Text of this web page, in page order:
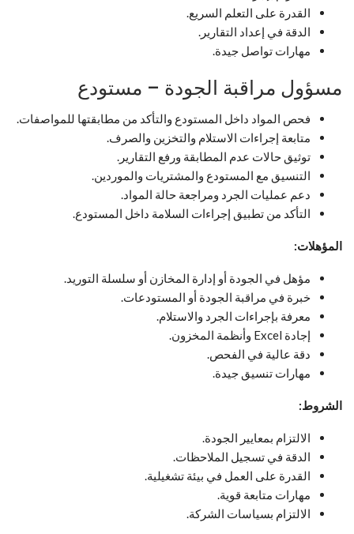
القدرة على التعلم السريع.
الدقة في إعداد التقارير.
مهارات تواصل جيدة.
مسؤول مراقبة الجودة – مستودع
فحص المواد داخل المستودع والتأكد من مطابقتها للمواصفات.
متابعة إجراءات الاستلام والتخزين والصرف.
توثيق حالات عدم المطابقة ورفع التقارير.
التنسيق مع المستودع والمشتريات والموردين.
دعم عمليات الجرد ومراجعة حالة المواد.
التأكد من تطبيق إجراءات السلامة داخل المستودع.
المؤهلات:
مؤهل في الجودة أو إدارة المخازن أو سلسلة التوريد.
خبرة في مراقبة الجودة أو المستودعات.
معرفة بإجراءات الجرد والاستلام.
إجادة Excel وأنظمة المخزون.
دقة عالية في الفحص.
مهارات تنسيق جيدة.
الشروط:
الالتزام بمعايير الجودة.
الدقة في تسجيل الملاحظات.
القدرة على العمل في بيئة تشغيلية.
مهارات متابعة قوية.
الالتزام بسياسات الشركة.